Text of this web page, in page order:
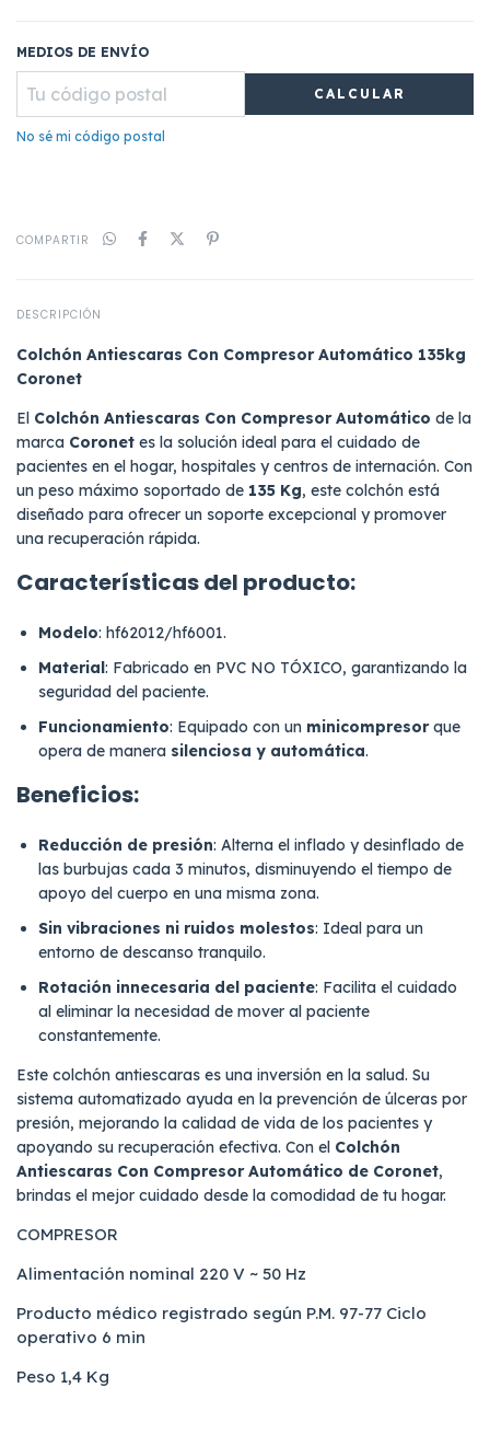
MEDIOS DE ENVÍO
CALCULAR
No sé mi código postal
COMPARTIR
DESCRIPCIÓN
Colchón Antiescaras Con Compresor Automático 135kg
Coronet
El Colchón Antiescaras Con Compresor Automático de la
marca Coronet es la solución ideal para el cuidado de
pacientes en el hogar, hospitales y centros de internación. Con
un peso máximo soportado de 135 Kg, este colchón está
diseñado para ofrecer un soporte excepcional y promover
una recuperación rápida.
Características del producto:
Modelo: hf62012/hf6001.
Material: Fabricado en PVC NO TÓXICO, garantizando la
seguridad del paciente.
Funcionamiento: Equipado con un minicompresorque
opera de manera silenciosa y automática.
Beneficios:
Reducción de presión: Alterna el inflado y desinflado de
las burbujas cada 3 minutos, disminuyendo el tiempo de
apoyo del cuerpo en una misma zona.
Sin vibraciones ni ruidos molestos: Ideal para un
entorno de descanso tranquilo.
Rotación innecesaria del paciente: Facilita el cuidado
al eliminar la necesidad de mover al paciente
constantemente.
Este colchón antiescaras es una inversión en la salud. Su
sistema automatizado ayuda en la prevención de úlceras por
presión, mejorando la calidad de vida de los pacientes y
apoyando su recuperación efectiva. Con el Colchón
Antiescaras Con Compresor Automático de Coronet,
brindas el mejor cuidado desde la comodidad de tu hogar.
COMPRESOR
Alimentación nominal 220 V ~ 50 Hz
Producto médico registrado según P.M. 97-77 Ciclo
operativo 6 min
Peso 1,4 Kg